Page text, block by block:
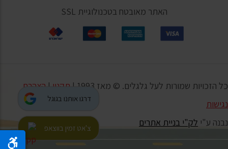
דרגו אותנו בגוגל
צ'אט זמין בווצאפ
האתר מאובטח בטכנולוגיית SSL
כל הזכויות שמורות לעל גלגלים. © מאז 1993 | תקנון | הצהרת
נגישות
נבנה ע"י לק"י בניית אתרים